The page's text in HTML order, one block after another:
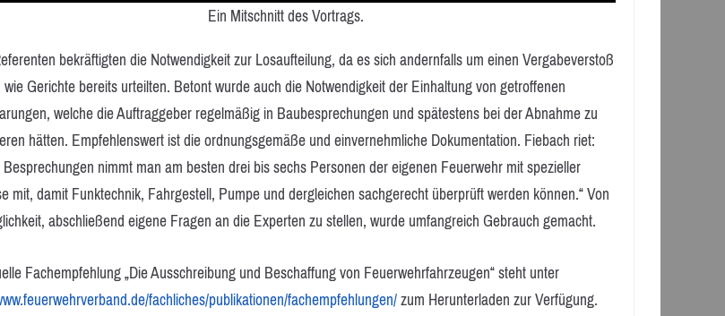
Ein Mitschnitt des Vortrags.
bekräftigten die Notwendigkeit zur Losaufteilung, da es sich andernfalls um einen Vergabeverstoß
Gerichte bereits urteilten. Betont wurde auch die Notwendigkeit der Einhaltung von getroffenen
welche die Auftraggeber regelmäßig in Baubesprechungen und spätestens bei der Abnahme zu
hätten. Empfehlenswert ist die ordnungsgemäße und einvernehmliche Dokumentation. Fiebach riet:
nimmt man am besten drei bis sechs Personen der eigenen Feuerwehr mit spezieller
mit, damit Funktechnik, Fahrgestell, Pumpe und dergleichen sachgerecht überprüft werden können.“ Von
abschließend eigene Fragen an die Experten zu stellen, wurde umfangreich Gebrauch gemacht.
Fachempfehlung „Die Ausschreibung und Beschaffung von Feuerwehrfahrzeugen“ steht unter
fachliches/publikationen/fachempfehlungen/zum Herunterladen zur Verfügung.